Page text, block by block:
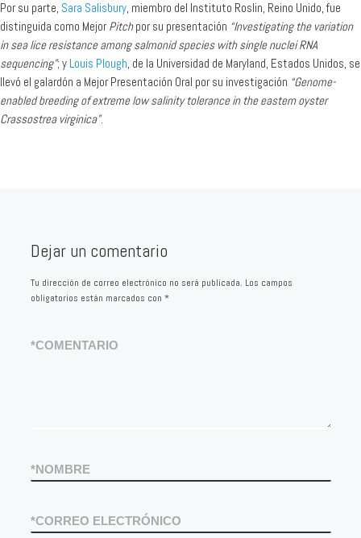
Por su parte, Sara Salisbury, miembro del Instituto Roslin, Reino Unido, fue
distinguida como MejorPitchpor su presentación “Investigating the variation
in sea lice resistance among salmonid species with single nuclei RNA
sequencing”; y Louis Plough, de la Universidad de Maryland, Estados Unidos, se
llevó el galardón a Mejor Presentación Oral por su investigación “Genome-
enabled breeding of extreme low salinity tolerance in the eastern oyster
Crassostrea virginica”.
Dejar un comentario
Tu dirección de correo electrónico no será publicada. Los campos
obligatorios están marcados con *
COMENTARIO
*
NOMBRE
*
CORREO ELECTRÓNICO
*